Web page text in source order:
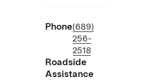
Phone(689)
256-
2518
Roadside
Assistance